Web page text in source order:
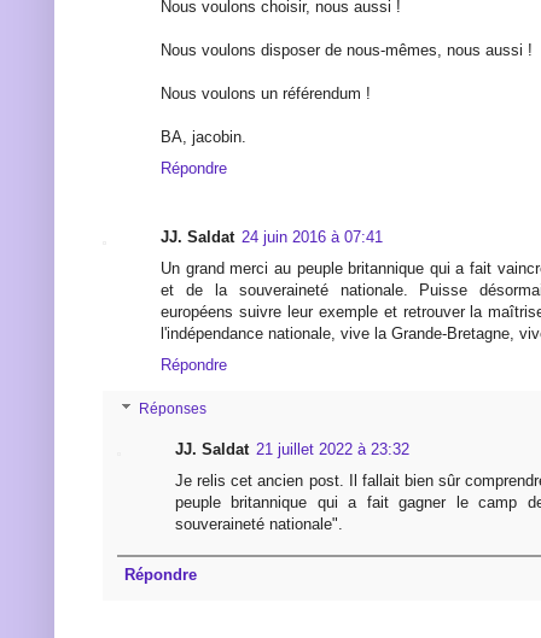
Nous voulons choisir, nous aussi !
Nous voulons disposer de nous-mêmes, nous aussi !
Nous voulons un référendum !
BA, jacobin.
Répondre
JJ. Saldat 24 juin 2016 à 07:41
Un grand merci au peuple britannique qui a fait
et de la souveraineté nationale. Puisse
européens suivre leur exemple et retrouver la
l'indépendance nationale, vive la Grande-Bretagne,
Répondre
Réponses
JJ. Saldat 21 juillet 2022 à 23:32
Je relis cet ancien post. Il fallait bien sûr
peuple britannique qui a fait gagner le camp
souveraineté nationale".
Répondre